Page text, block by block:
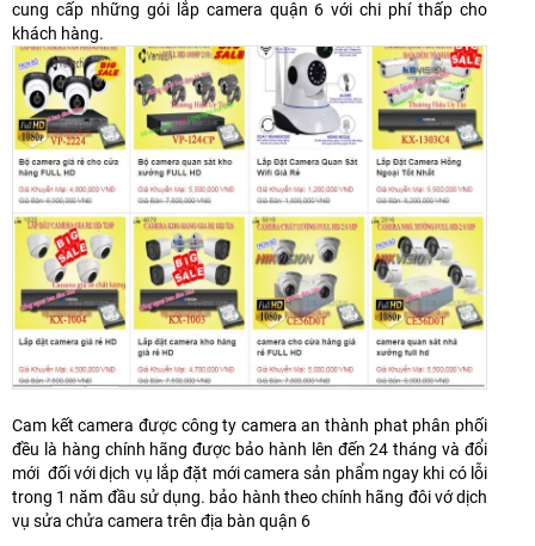
cung cấp những gói lắp camera quận 6 với chi phí thấp cho
khách hàng.
Cam kết camera được công ty camera an thành phat phân phối
đều là hàng chính hãng được bảo hành lên đến 24 tháng và đổi
mới đối với dịch vụ lắp đặt mới camera sản phẩm ngay khi có lỗi
trong 1 năm đầu sử dụng. bảo hành theo chính hãng đôi vớ dịch
vụ sửa chửa camera trên địa bàn quận 6